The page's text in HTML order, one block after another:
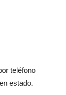
teléfono
estado.